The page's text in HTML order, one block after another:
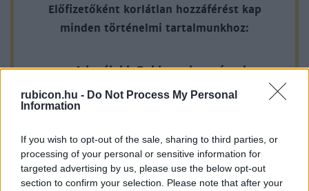
rubicon.hu - Do Not Process My Personal
Information
If you wish to opt-out of the sale, sharing to third parties, or
processing of your personal or sensitive information for
targeted advertising by us, please use the below opt-out
section to confirm your selection. Please note that after your
Előfizetőként korlátlan hozzáférést kap
minden történelmi tartalmunkhoz:
A legújabb Rubicon-lapszámok
Több mint 370 korábbi lapszámunk
Rubicon Online rovatok cikkei
Hirdetésmentes olvasó felület